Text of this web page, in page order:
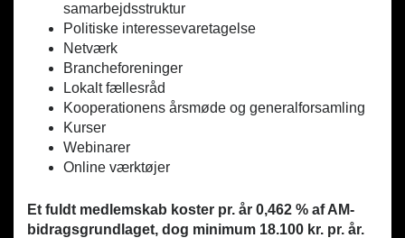
samarbejdsstruktur
Politiske interessevaretagelse
Netværk
Brancheforeninger
Lokalt fællesråd
Kooperationens årsmøde og generalforsamling
Kurser
Webinarer
Online værktøjer
Et fuldt medlemskab koster pr. år 0,462 % af AM-
bidragsgrundlaget, dog minimum 18.100 kr. pr. år.